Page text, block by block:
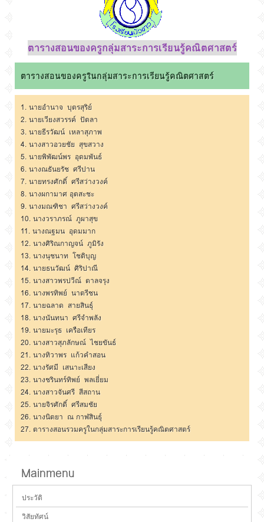
ตารางสอนของครูกลุ่มสาระการเรียนรู้คณิตศาสตร์
ตารางสอนของครูในกลุ่มสาระการเรียนรู้คณิตศาสตร์
1. นายอำนาจ บุตรสุริย์
2.นายเวียงสวรรค์ ปัตลา
3.นายธีรวัฒน์ เหลาสุภาพ
4.นางสาวอวยชัย สุขสวาง
5.นายพิพัฒน์พร อุดมพันธ์
6. นางณธันยรัช ศรีปาน
7. นายทรงศักดิ์ ศรีสว่างวงค์
8.นางผกามาศ อุตสะชะ
9.นางมณฑิชา ศรีสว่างวงค์
10.นางวราภรณ์ ภูผาสุข
11.นางณฐมน อุดมมาก
12.นางศิริณกาญจน์ ภูมิรัง
13.นางนุชนาท โชติบุญ
14. นายธนวัฒน์ ศิริปาณี
15.นางสาวพรปวีณ์ ตาลจรุง
16.นางพรทิพย์ นาตรีชน
17.นายฉลาด สายสินธุ์
18.นางนันทนา ศรีจำพลัง
19.นายมะรุธ เครือเทียร
20.นางสาวสุภลักษณ์ ไชยขันธ์
21. นางทิวาพร แก้วคำสอน
22.นางรัศมี เสนาะเสียง
23.นางชรินทร์ทิพย์ พลเยี่ยม
24.นางสาวจันศรี สีสถาน
25.นายจิรศักดิ์ ศรีสมชัย
26.นางนิตยา ณ กาฬสินธุ์
27. ตารางสอนรวมครูในกลุ่มสาระการเรียนรู้คณิตศาสตร์
Mainmenu
ประวัติ
วิสัยทัศน์